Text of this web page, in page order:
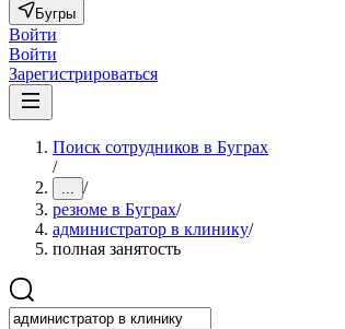
Бугры
Войти
Войти
Зарегистрироваться
Поиск сотрудников в Буграх
/
... /
резюме в Буграх/
администратор в клинику/
полная занятость